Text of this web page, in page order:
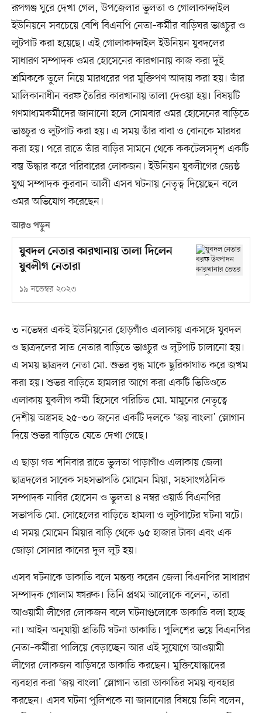
রূপগঞ্জ ঘুরে দেখা গেল, উপজেলার ভুলতা ও গোলাকান্দাইল
ইউনিয়নে সবচেয়ে বেশি বিএনপি নেতা–কর্মীর বাড়িঘর ভাঙচুর ও
লুটপাট করা হয়েছে। এই গোলাকান্দাইল ইউনিয়ন যুবদলের
সাধারণ সম্পাদক ওমর হোসেনের কারখানায় কাজ করা দুই
শ্রমিককে তুলে নিয়ে মারধরের পর মুক্তিপণ আদায় করা হয়। তাঁর
মালিকানাধীন বরফ তৈরির কারখানায় তালা দেওয়া হয়। বিষয়টি
গণমাধ্যমকর্মীদের জানানো হলে সোমবার ওমর হোসেনের বাড়িতে
ভাঙচুর ও লুটপাট করা হয়। এ সময় তাঁর বাবা ও বোনকে মারধর
করা হয়। পরে রাতে তাঁর বাড়ির সামনে থেকে ককটেলসদৃশ একটি
বস্তু উদ্ধার করে পরিবারের লোকজন। ইউনিয়ন যুবলীগের জ্যেষ্ঠ
যুগ্ম সম্পাদক কুরবান আলী এসব ঘটনায় নেতৃত্ব দিয়েছেন বলে
ওমর অভিযোগ করেছেন।
আরও পড়ুন
যুবদল নেতার কারখানায় তালা দিলেন
যুবলীগ নেতারা
১৯ নভেম্বর ২০২৩
৩ নভেম্বর একই ইউনিয়নের হোড়গাঁও এলাকায় একসঙ্গে যুবদল
ও ছাত্রদলের সাত নেতার বাড়িতে ভাঙচুর ও লুটপাট চালানো হয়।
এ সময় ছাত্রদল নেতা মো. শুভর বৃদ্ধ মাকে ছুরিকাঘাত করে জখম
করা হয়। শুভর বাড়িতে হামলার আগে করা একটি ভিডিওতে
এলাকায় যুবলীগ কর্মী হিসেবে পরিচিত মো. মামুনের নেতৃত্বে
দেশীয় অস্ত্রসহ ২৫-৩০ জনের একটি দলকে ‘জয় বাংলা’ স্লোগান
দিয়ে শুভর বাড়িতে যেতে দেখা গেছে।
এ ছাড়া গত শনিবার রাতে ভুলতা পাড়াগাঁও এলাকায় জেলা
ছাত্রদলের সাবেক সহসভাপতি মোমেন মিয়া, সহসাংগঠনিক
সম্পাদক নাবির হোসেন ও ভুলতা ৪ নম্বর ওয়ার্ড বিএনপির
সভাপতি মো. সোহেলের বাড়িতে হামলা ও লুটপাটের ঘটনা ঘটে।
এ সময় মোমেন মিয়ার বাড়ি থেকে ৬৫ হাজার টাকা এবং এক
জোড়া সোনার কানের দুল লুট হয়।
এসব ঘটনাকে ডাকাতি বলে মন্তব্য করেন জেলা বিএনপির সাধারণ
সম্পাদক গোলাম ফারুক। তিনি প্রথম আলোকে বলেন, তারা
আওয়ামী লীগের লোকজন বলে ঘটনাগুলোকে ডাকাতি বলা হচ্ছে
না। আইন অনুযায়ী প্রতিটি ঘটনা ডাকাতি। পুলিশের ভয়ে বিএনপির
নেতা–কর্মীরা পালিয়ে বেড়াচ্ছেন আর এই সুযোগে আওয়ামী
লীগের লোকজন বাড়িঘরে ডাকাতি করছেন। মুক্তিযোদ্ধাদের
ব্যবহার করা ‘জয় বাংলা’ স্লোগান তারা ডাকাতির সময় ব্যবহার
করছেন। এসব ঘটনা পুলিশকে না জানানোর বিষয়ে তিনি বলেন,